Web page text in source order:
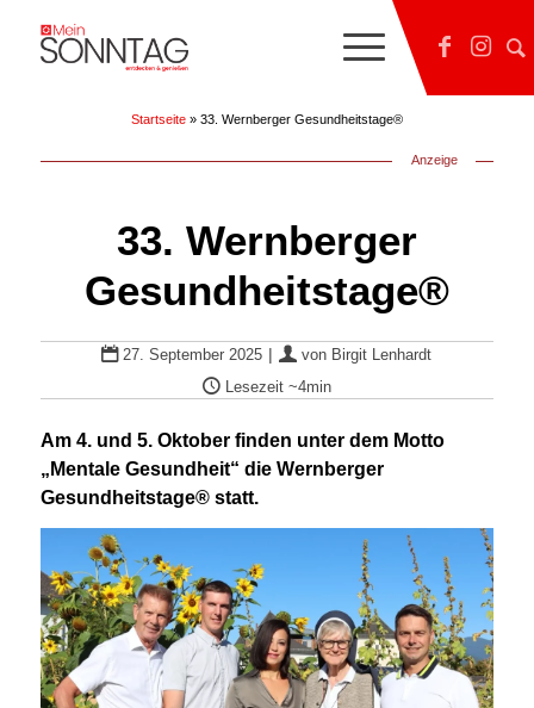
Startseite» 33. Wernberger Gesundheitstage®
Anzeige
33. Wernberger
Gesundheitstage®
27. September 2025 | von Birgit Lenhardt
Lesezeit ~4min
Am 4. und 5. Oktober finden unter dem Motto
„Mentale Gesundheit“ die Wernberger
Gesundheitstage® statt.